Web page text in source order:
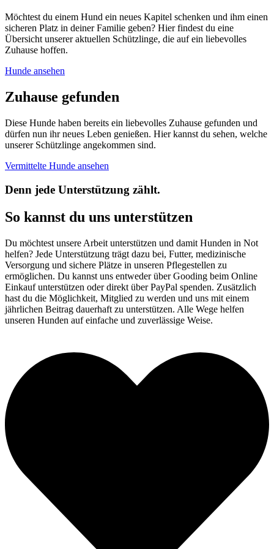
Möchtest du einem Hund ein neues Kapitel schenken und ihm einen
sicheren Platz in deiner Familie geben? Hier findest du eine
Übersicht unserer aktuellen Schützlinge, die auf ein liebevolles
Zuhause hoffen.
Hunde ansehen
Zuhause gefunden
Diese Hunde haben bereits ein liebevolles Zuhause gefunden und
dürfen nun ihr neues Leben genießen. Hier kannst du sehen, welche
unserer Schützlinge angekommen sind.
Vermittelte Hunde ansehen
Denn jede Unterstützung zählt.
So kannst du uns unterstützen
Du möchtest unsere Arbeit unterstützen und damit Hunden in Not
helfen? Jede Unterstützung trägt dazu bei, Futter, medizinische
Versorgung und sichere Plätze in unseren Pflegestellen zu
ermöglichen. Du kannst uns entweder über Gooding beim Online
Einkauf unterstützen oder direkt über PayPal spenden. Zusätzlich
hast du die Möglichkeit, Mitglied zu werden und uns mit einem
jährlichen Beitrag dauerhaft zu unterstützen. Alle Wege helfen
unseren Hunden auf einfache und zuverlässige Weise.